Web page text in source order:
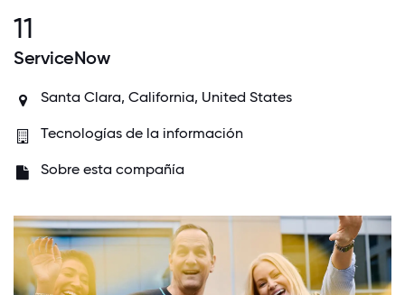
11
ServiceNow
Santa Clara, California, United States
Tecnologías de la información
Sobre esta compañía